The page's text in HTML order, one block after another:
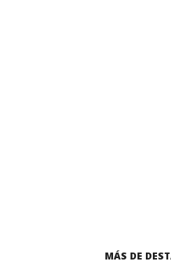
MÁS DE